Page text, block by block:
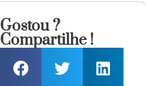
Gostou ?
Compartilhe !